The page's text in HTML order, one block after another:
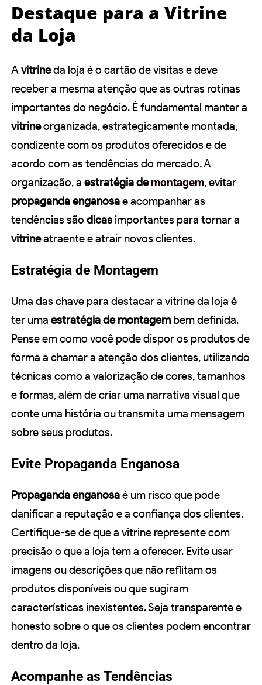
Destaque para a Vitrine
da Loja
Avitrineda loja é o cartão de visitas e deve
receber a mesma atenção que as outras rotinas
importantes do negócio. É fundamental manter a
vitrineorganizada, estrategicamente montada,
condizente com os produtos oferecidos e de
acordo com as tendências do mercado. A
organização, a estratégia demontagem, evitar
propaganda enganosae acompanhar as
tendências são dicas importantes para tornar a
vitrineatraente e atrair novos clientes.
Estratégia de Montagem
Uma das chave para destacar a vitrine da loja é
ter uma estratégia de montagem bem definida.
Pense em como você pode dispor os produtos de
forma a chamar a atenção dos clientes, utilizando
técnicas como a valorização de cores, tamanhos
e formas, além de criar uma narrativa visual que
conte uma história ou transmita uma mensagem
sobre seus produtos.
Evite Propaganda Enganosa
Propaganda enganosaé um risco que pode
danificar a reputação e a confiança dos clientes.
Certifique-se de que a vitrine represente com
precisão o que a loja tem a oferecer. Evite usar
imagens ou descrições que não reflitam os
produtos disponíveis ou que sugiram
características inexistentes. Seja transparente e
honesto sobre o que os clientes podem encontrar
dentro da loja.
Acompanhe as Tendências